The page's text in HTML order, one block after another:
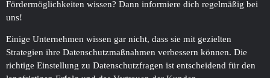
Fördermöglichkeiten wissen? Dann informiere dich regelmäßig bei
uns!
Einige Unternehmen wissen gar nicht, dass sie mit gezielten
Strategien ihre Datenschutzmaßnahmen verbessern können. Die
richtige Einstellung zu Datenschutzfragen ist entscheidend für den